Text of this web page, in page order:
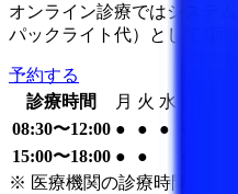
オンライン診療ではシステ
パックライト代）として1回
予約する
診療時間
月 火 水
08:30〜12:00 ● ● ●
15:00〜18:00 ● ●
※ 医療機関の診療時間は上